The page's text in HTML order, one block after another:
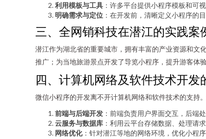
利用模板与工具 ：许多平台提供小程序模板和可
明确需求与定位 ：在开发前，清晰定义小程序的
三、全网销科技在潜江的实践案
潜江作为湖北省的重要城市，拥有丰富的产业资源和文
推广；为当地旅游景点开发了导览小程序，提升游客体
四、计算机网络及软件技术开发
微信小程序的开发离不开计算机网络和软件技术的支持
前端与后端开发 ：前端负责用户界面交互，后端
云服务与数据库 ：利用云平台存储数据、处理请
网络优化：针对潜江等地的网络环境，优化小程